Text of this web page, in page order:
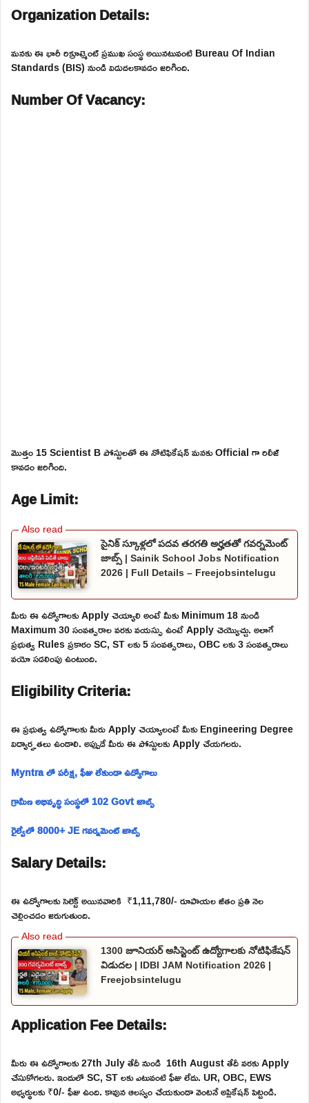
Organization Details:
మనకు ఈ భారీ రిక్రూట్మెంట్ ప్రముఖ సంస్థ అయినటువంటి Bureau Of Indian
Standards (BIS) నుండి విడుదలకావడం జరిగింది.
Number Of Vacancy:
మొత్తం 15 Scientist B పోస్టులతో ఈ నోటిఫికేషన్ మనకు Official గా రిలీజ్
కావడం జరిగింది.
Age Limit:
సైనిక్ స్కూళ్లలో పదవ తరగతి అర్హతతో గవర్నమెంట్
జాబ్స్ | Sainik School Jobs Notification
2026 | Full Details – Freejobsintelugu
మీరు ఈ ఉద్యోగాలకు Apply చెయ్యాలి అంటే మీకు Minimum 18 నుండి
Maximum 30 సంవత్సరాల వరకు వయస్సు ఉంటే Apply చెయ్యొచ్చు. అలాగే
ప్రభుత్వ Rules ప్రకారం SC, ST లకు 5 సంవత్సరాలు, OBC లకు 3 సంవత్సరాలు
వయో సడలింపు ఉంటుంది.
Eligibility Criteria:
ఈ ప్రభుత్వ ఉద్యోగాలకు మీరు Apply చెయ్యాలంటే మీకు Engineering Degree
విద్యార్హతలు ఉండాలి. అప్పుడే మీరు ఈ పోస్టులకు Apply చేయగలరు.
Myntra లో పరీక్ష, ఫీజు లేకుండా ఉద్యోగాలు
గ్రామీణ అభివృద్ధి సంస్థలో 102 Govt జాబ్స్
రైల్వేలో 8000+ JE గవర్నమెంట్ జాబ్స్
Salary Details:
ఈ ఉద్యోగాలకు సెలెక్ట్ అయినవారికి ₹1,11,780/- రూపాయల జీతం ప్రతి నెల
చెల్లించడం జరుగుతుంది.
1300 జూనియర్ అసిస్టెంట్ ఉద్యోగాలకు నోటిఫికేషన్
విడుదల | IDBI JAM Notification 2026 |
Freejobsintelugu
Application Fee Details:
మీరు ఈ ఉద్యోగాలకు 27th July తేదీ నుండి 16th August తేదీ వరకు Apply
చేసుకోగలరు. ఇందులో SC, ST లకు ఎటువంటి ఫీజు లేదు. UR, OBC, EWS
అభ్యర్థులకు ₹0/- ఫీజు ఉంది. కావున ఆలస్యం చేయకుండా వెంటనే అప్లికేషన్ పెట్టండి.